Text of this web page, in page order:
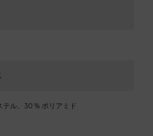
テル、30 % ポリアミド